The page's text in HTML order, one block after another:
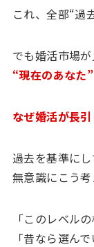
これ、全部“過
でも婚活市場
“現在のあなた”
なぜ婚活が長
過去を基準にし
無意識にこう考
「このレベル
「昔なら選ん